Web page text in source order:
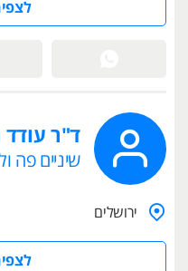
ד"ר עודד
שיניים פה
ירושלים